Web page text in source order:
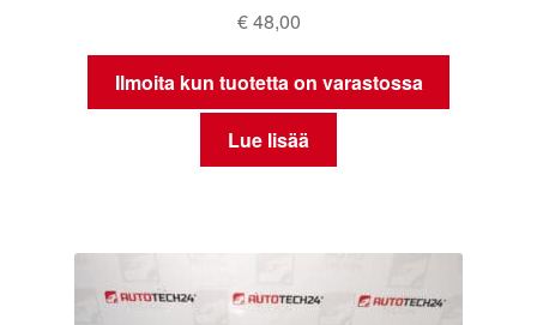
€48,00
Ilmoita kun tuotetta on varastossa
Lue lisää